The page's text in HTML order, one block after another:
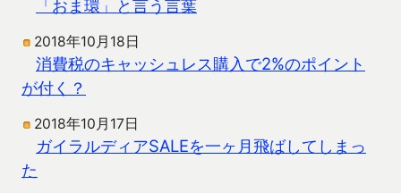
「おま環」と言う言葉
2018年10月18日
消費税のキャッシュレス購入で2%のポイント
が付く？
2018年10月17日
ガイラルディアSALEを一ヶ月飛ばしてしまっ
た